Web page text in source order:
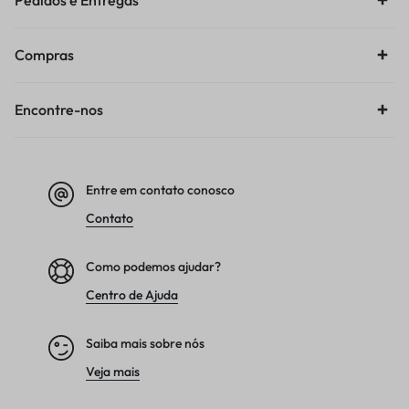
Compras
Encontre-nos
Entre em contato conosco
Contato
Como podemos ajudar?
Centro de Ajuda
Saiba mais sobre nós
Veja mais